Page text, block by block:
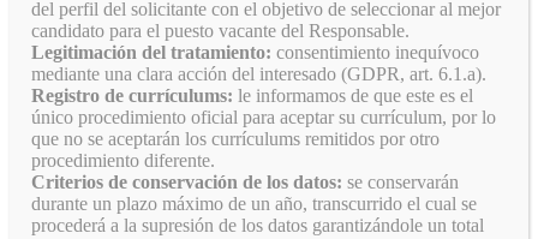
del perfil del solicitante con el objetivo de seleccionar al mejor
candidato para el puesto vacante del Responsable.
Legitimación del tratamiento: consentimiento inequívoco
mediante una clara acción del interesado (GDPR, art. 6.1.a).
Registro de currículums: le informamos de que este es el
único procedimiento oficial para aceptar su currículum, por lo
que no se aceptarán los currículums remitidos por otro
procedimiento diferente.
Criterios de conservación de los datos: se conservarán
durante un plazo máximo de un año, transcurrido el cual se
procederá a la supresión de los datos garantizándole un total